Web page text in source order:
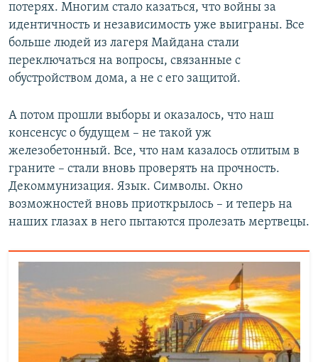
потерях. Многим стало казаться, что войны за
идентичность и независимость уже выиграны. Все
больше людей из лагеря Майдана стали
переключаться на вопросы, связанные с
обустройством дома, а не с его защитой.
А потом прошли выборы и оказалось, что наш
консенсус о будущем – не такой уж
железобетонный. Все, что нам казалось отлитым в
граните – стали вновь проверять на прочность.
Декоммунизация. Язык. Символы. Окно
возможностей вновь приоткрылось – и теперь на
наших глазах в него пытаются пролезать мертвецы.